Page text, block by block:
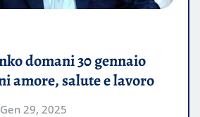
domani 30 gennaio
amore, salute e lavoro
Gen 29, 2025